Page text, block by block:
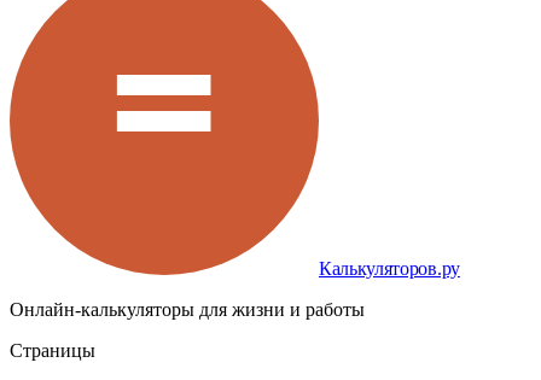
Калькуляторов.ру
Онлайн-калькуляторы для жизни и работы
Страницы